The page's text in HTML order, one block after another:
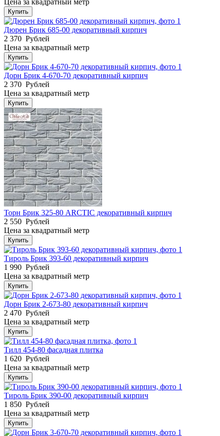
Купить
Дюрен Брик 685-00 декоративный кирпич
2 370 Рублей
Цена за квадратный метр
Купить
Дорн Брик 4-670-70 декоративный кирпич
2 370 Рублей
Цена за квадратный метр
Купить
Торн Брик 325-80 ARCTIC декоративный кирпич
2 550 Рублей
Цена за квадратный метр
Купить
Тироль Брик 393-60 декоративный кирпич
1 990 Рублей
Цена за квадратный метр
Купить
Дорн Брик 2-673-80 декоративный кирпич
2 470 Рублей
Цена за квадратный метр
Купить
Тилл 454-80 фасадная плитка
1 620 Рублей
Цена за квадратный метр
Купить
Тироль Брик 390-00 декоративный кирпич
1 850 Рублей
Цена за квадратный метр
Купить